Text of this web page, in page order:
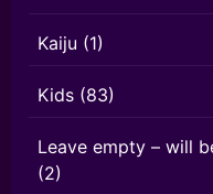
Kaiju (1)
Kids (83)
Leave empty – will
(2)